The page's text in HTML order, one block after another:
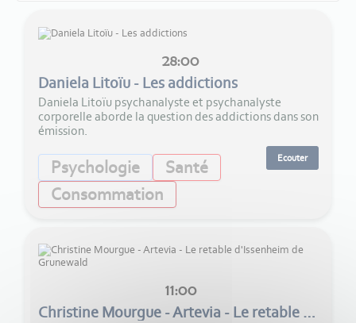
28:00
Daniela Litoïu - Les addictions
Daniela Litoïu psychanalyste et psychanalyste
corporelle aborde la question des addictions dans son
émission.
Psychologie
Santé
Consommation
Ecouter
11:00
Christine Mourgue - Artevia - Le retable d'Issenheim de Grunewald